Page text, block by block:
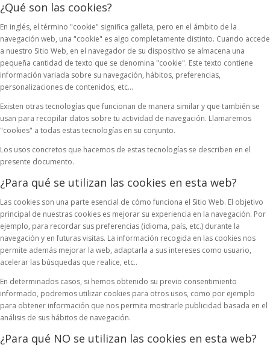
¿Qué son las cookies?
En inglés, el término "cookie" significa galleta, pero en el ámbito de la
navegación web, una "cookie" es algo completamente distinto. Cuando accede
a nuestro Sitio Web, en el navegador de su dispositivo se almacena una
pequeña cantidad de texto que se denomina "cookie". Este texto contiene
información variada sobre su navegación, hábitos, preferencias,
personalizaciones de contenidos, etc...
Existen otras tecnologías que funcionan de manera similar y que también se
usan para recopilar datos sobre tu actividad de navegación. Llamaremos
"cookies" a todas estas tecnologías en su conjunto.
Los usos concretos que hacemos de estas tecnologías se describen en el
presente documento.
¿Para qué se utilizan las cookies en esta web?
Las cookies son una parte esencial de cómo funciona el Sitio Web. El objetivo
principal de nuestras cookies es mejorar su experiencia en la navegación. Por
ejemplo, para recordar sus preferencias (idioma, país, etc.) durante la
navegación y en futuras visitas. La información recogida en las cookies nos
permite además mejorar la web, adaptarla a sus intereses como usuario,
acelerar las búsquedas que realice, etc..
En determinados casos, si hemos obtenido su previo consentimiento
informado, podremos utilizar cookies para otros usos, como por ejemplo
para obtener información que nos permita mostrarle publicidad basada en el
análisis de sus hábitos de navegación.
¿Para qué NO se utilizan las cookies en esta web?